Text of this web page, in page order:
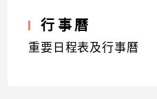
行事曆
重要日程表及行事曆